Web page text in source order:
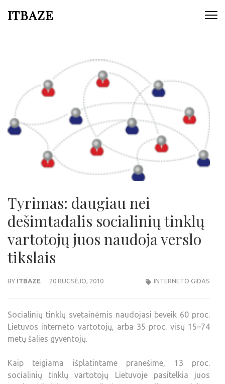
ITBAZE
Tyrimas: daugiau nei
dešimtadalis socialinių tinklų
vartotojų juos naudoja verslo
tikslais
BY ITBAZE 20 RUGSĖJO, 2010 INTERNETO GIDAS
Socialinių tinklų svetainėmis naudojasi beveik 60 proc.
Lietuvos interneto vartotojų, arba 35 proc. visų 15–74
metų šalies gyventojų.
Kaip teigiama išplatintame pranešime, 13 proc.
socialinių tinklų vartotojų Lietuvoje pasitelkia juos